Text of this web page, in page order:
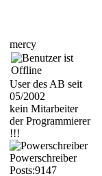
mercy
User des AB seit
05/2002
kein Mitarbeiter
der Programmierer
!!!
Powerschreiber
Posts:9147